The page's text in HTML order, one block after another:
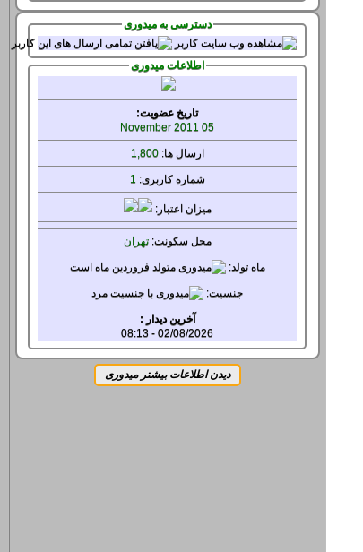
دسترسی به میدوری
اطلاعات میدوری
تاریخ عضویت:
05 November 2011
ارسال ها:1,800
شماره کاربری: 1
میزان اعتبار:
محل سکونت:تهران
ماه تولد:
جنسيت:
02/08/2026 - 08:13